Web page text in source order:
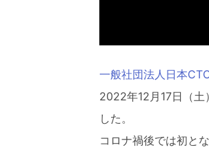
一般社団法人日本
2022年12月17日（土
した。
コロナ禍後では初と